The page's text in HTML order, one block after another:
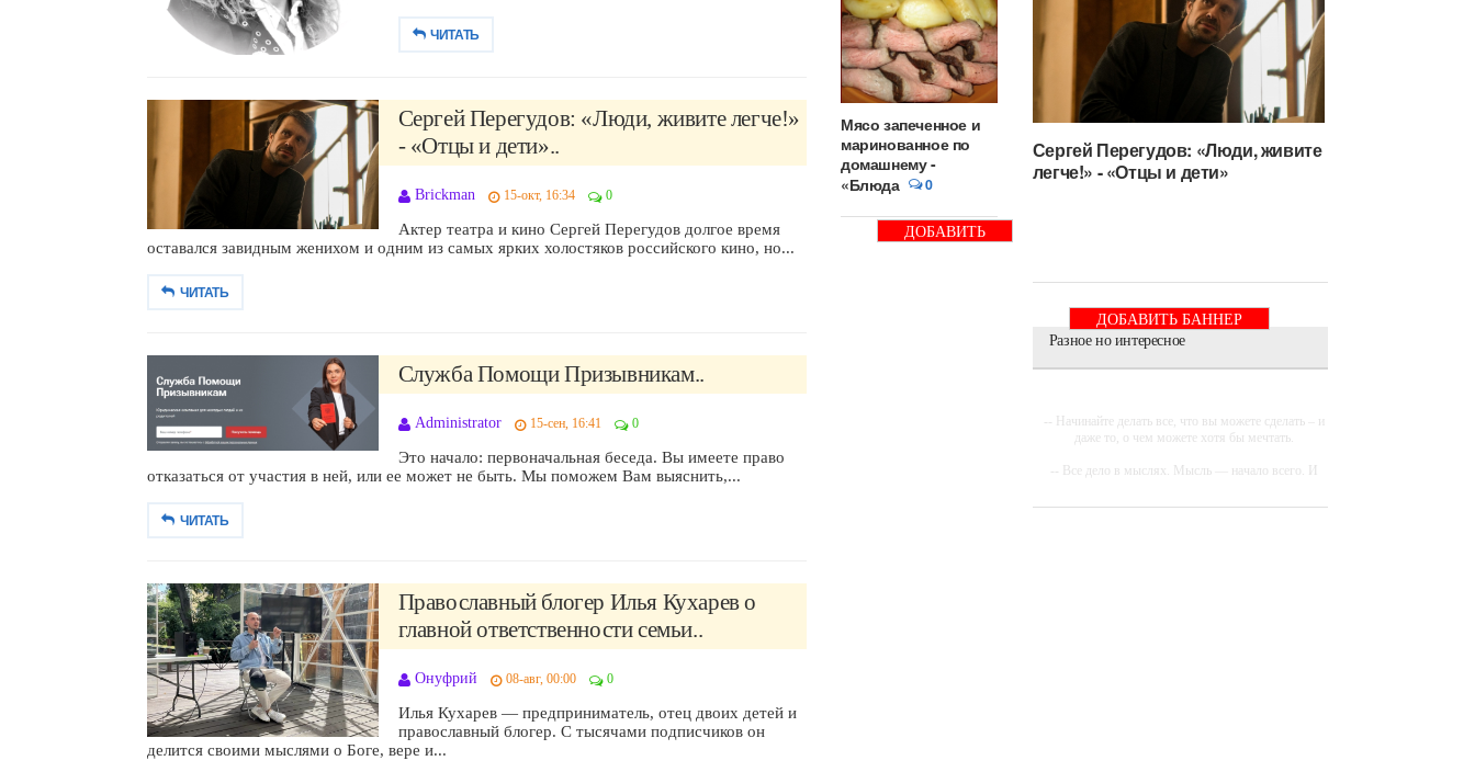
ЧИТАТЬ
Сергей Перегудов: «Люди, живите легче!»
- «Отцы и дети»..
Brickman 15-окт, 16:34 0
Актер театра и кино Сергей Перегудов долгое время
оставался завидным женихом и одним из самых ярких холостяков российского кино, но...
ЧИТАТЬ
Служба Помощи Призывникам..
Administrator 15-сен, 16:41 0
Это начало: первоначальная беседа. Вы имеете право
отказаться от участия в ней, или ее может не быть. Мы поможем Вам выяснить,...
ЧИТАТЬ
Православный блогер Илья Кухарев о
главной ответственности семьи..
Онуфрий 08-авг, 00:00 0
Илья Кухарев — предприниматель, отец двоих детей и
православный блогер. С тысячами подписчиков он
делится своими мыслями о Боге, вере и...
Мясо запеченное и
маринованное по
домашнему -
«Блюда
0
ДОБАВИТЬ
Сергей Перегудов: «Люди, живите
легче!» - «Отцы и дети»
ДОБАВИТЬ БАННЕР
Разное но интересное
-- Начинайте делать все, что вы можете сделать – и
даже то, о чем можете хотя бы мечтать.
-- Все дело в мыслях. Мысль — начало всего. И
дело совершенствования: работать над мыслями.